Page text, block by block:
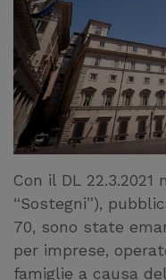
FORMAZIONE
NEWS
Con il DL 22.3.2021
“Sostegni”),
70, sono state
per imprese,
famiglie a causa